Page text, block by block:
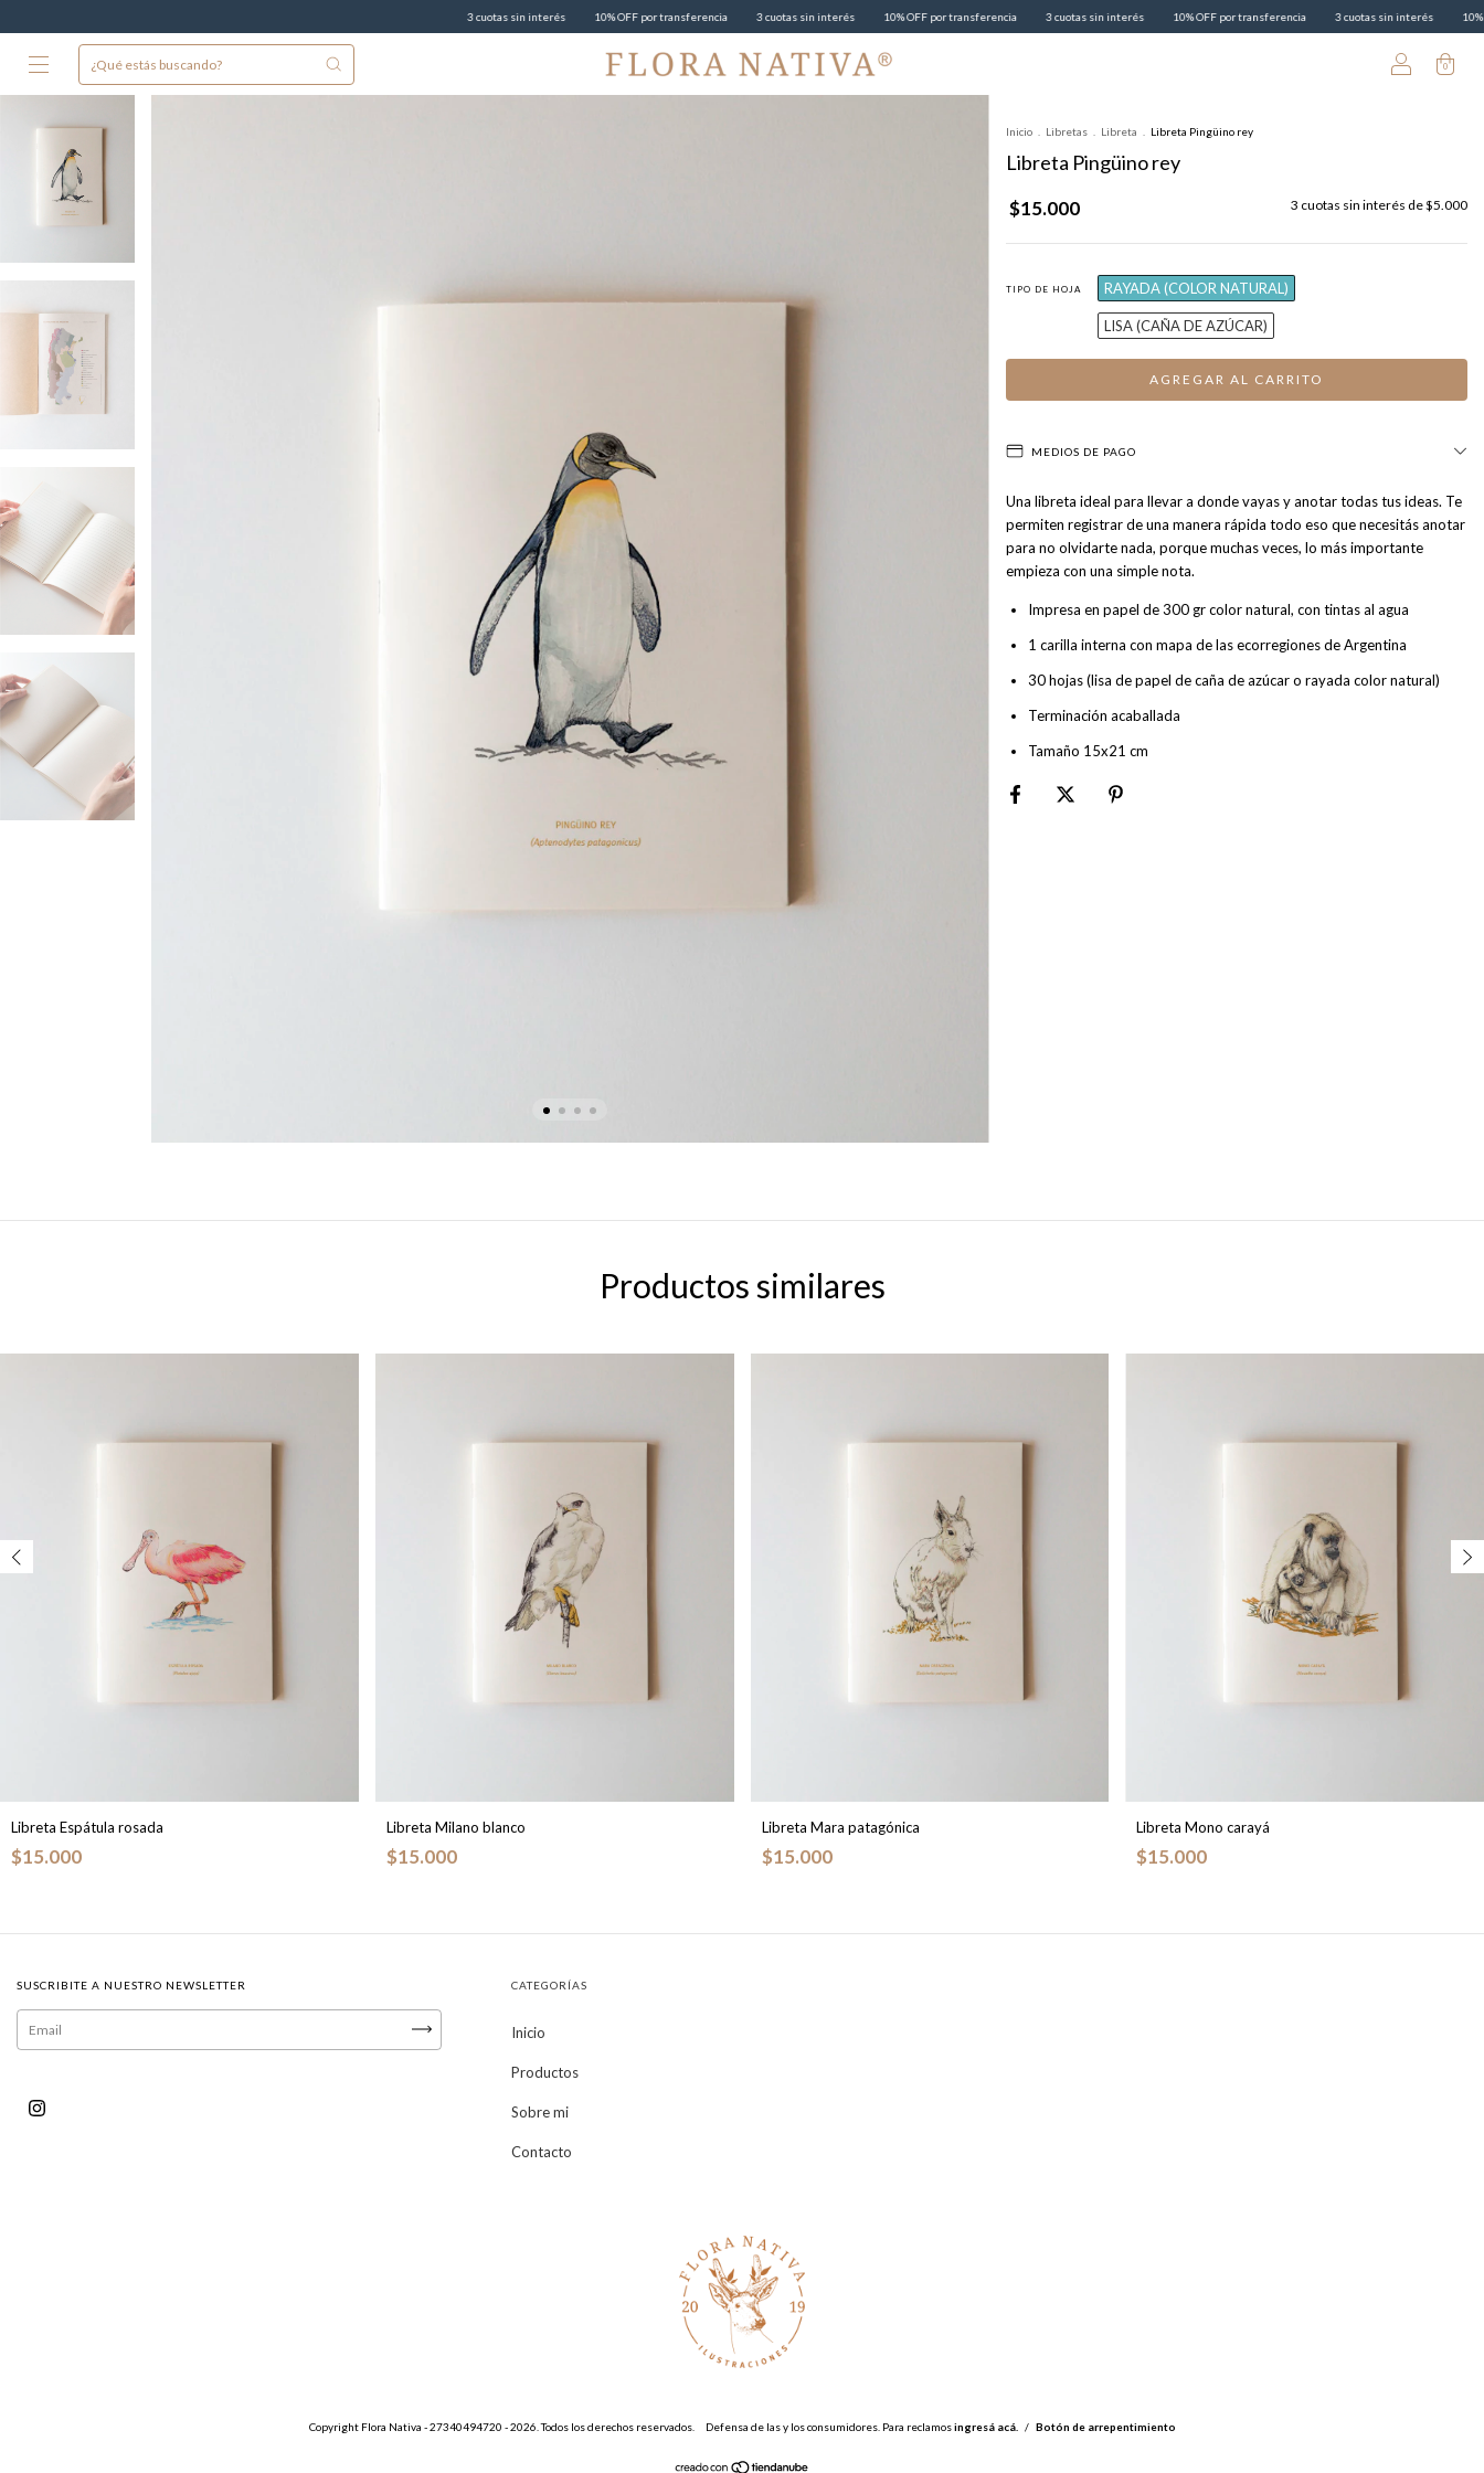
3 cuotas sin interés 10% OFF por transferencia 3 cuotas sin interés 10% OFF por transferencia 3 cuotas sin interés 10% OFF por transferencia 3 cuotas sin interés 10% OFF por
0
Inicio Libretas Libreta Libreta Pingüino rey
Libreta Pingüino rey
$15.000 3 cuotas sin interés de$5.000
TIPO DE HOJA RAYADA (COLOR NATURAL)
LISA (CAÑA DE AZÚCAR)
MEDIOS DE PAGO
Una libreta ideal para llevar a donde vayas y anotar todas tus ideas. Te
permiten registrar de una manera rápida todo eso que necesitás anotar
para no olvidarte nada, porque muchas veces, lo más importante
empieza con una simple nota.
Impresa en papel de 300 gr color natural, con tintas al agua
1 carilla interna con mapa de las ecorregiones de Argentina
30 hojas (lisa de papel de caña de azúcar o rayada color natural)
Terminación acaballada
Tamaño 15x21 cm
Productos similares
Libreta Espátula rosada
$15.000
Libreta Milano blanco
$15.000
Libreta Mara patagónica
$15.000
Libreta Mono carayá
$15.000
SUSCRIBITE A NUESTRO NEWSLETTER CATEGORÍAS
Inicio
Productos
Sobre mi
Contacto
Copyright Flora Nativa - 27340494720 - 2026. Todos los derechos reservados. Defensa de las y los consumidores. Para reclamos ingresá acá. / Botón de arrepentimiento